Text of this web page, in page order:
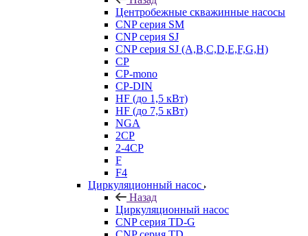
Центробежные скважинные насосы
CNP серия SM
CNP серия SJ
CNP серия SJ (A,B,C,D,E,F,G,H)
CP
CP-mono
CP-DIN
HF (до 1,5 кВт)
HF (до 7,5 кВт)
NGA
2CP
2-4CP
F
F4
Циркуляционный насос
Назад
Циркуляционный насос
CNP серия TD-G